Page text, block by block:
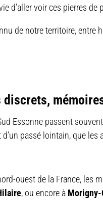
d’aller voir ces pierres de
de notre territoire, entre
discrets,
Essonne passent
passé lointain, que les
ouest de la France, les
, ou encore à